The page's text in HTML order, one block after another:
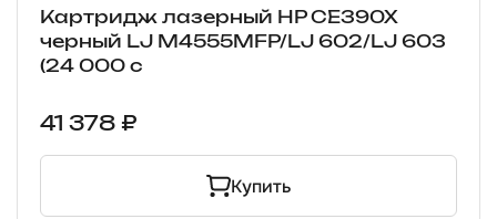
Картридж лазерный HP CE390X
черный LJ M4555MFP/LJ 602/LJ 603
(24 000 с
41 378 ₽
Купить